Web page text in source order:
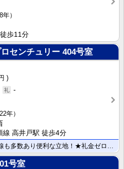
年）
歩11分
センチュリー 404号室
-
年）
線 高井戸駅 徒歩4分
号室